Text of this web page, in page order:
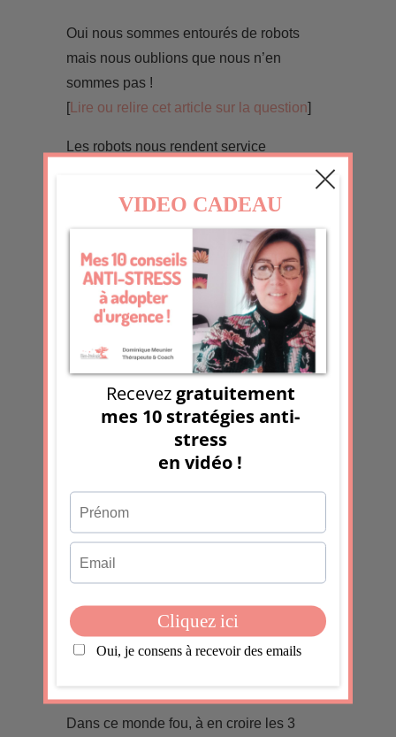
Oui nous sommes entourés de robots
mais nous oublions que nous n’en
sommes pas !
[Lire ou relire cet article sur la question]
Les robots nous rendent service
temps. Sauf qu’aujourd’hui (et je le dis
sont à notre service, c’est nous qui
sommes esclaves des robots: les
boites mail, les smartphones, les réseaux
sociaux, les applis de performance, etc.
Cela ne s’arrête jamais.Ça bipe de tous
les côtés !
Nous n’avons pas encore compris que
nous restons des humains, même armés
jusqu’aux dents. Nous n’avons pas
connaissent pas la fatigue, le stress, le
sommeil non réparateur, les angoisses,
les peurs, les doutes, le risque de burn-
out, la vie de famille, etc.Et cela nous
piège considérablement.
Piste 4 : notre motivation est malmenée
Dans ce monde fou, à en croire les 3